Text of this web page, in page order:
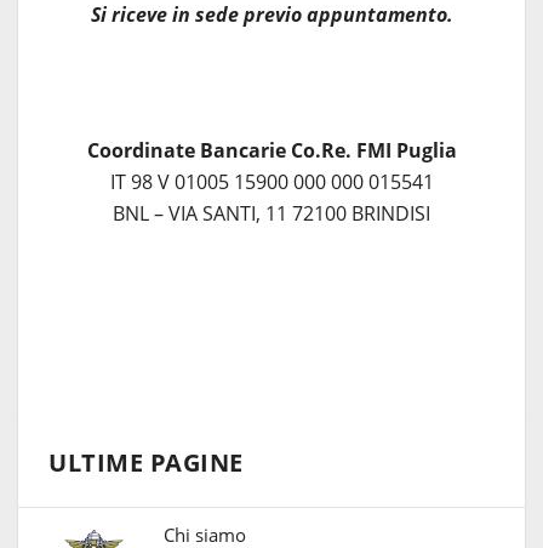
Si riceve in sede previo appuntamento.
Coordinate Bancarie Co.Re. FMI Puglia
IT 98 V 01005 15900 000 000 015541
BNL – VIA SANTI, 11 72100 BRINDISI
ULTIME PAGINE
Chi siamo